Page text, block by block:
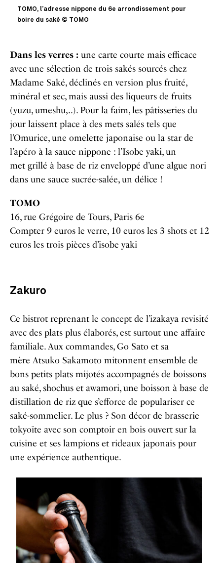
TOMO, l’adresse nippone du 6e arrondissement pour
boire du saké © TOMO
Dans les verres : une carte courte mais efficace
avec une sélection de trois sakés sourcés chez
Madame Saké, déclinés en version plus fruité,
minéral et sec, mais aussi des liqueurs de fruits
(yuzu, umeshu,..). Pour la faim, les pâtisseries du
jour laissent place à des mets salés tels que
l’Omurice, une omelette japonaise ou la star de
l’apéro à la sauce nippone : l’Isobe yaki, un
met grillé à base de riz enveloppé d’une algue nori
dans une sauce sucrée-salée, un délice !
TOMO
16, rue Grégoire de Tours, Paris 6e
Compter 9 euros le verre, 10 euros les 3 shots et 12
euros les trois pièces d’isobe yaki
Zakuro
Ce bistrot reprenant le concept de l’izakaya revisité
avec des plats plus élaborés, est surtout une affaire
familiale. Aux commandes, Go Sato et sa
mère Atsuko Sakamoto mitonnent ensemble de
bons petits plats mijotés accompagnés de boissons
au saké, shochus et awamori, une boisson à base de
distillation de riz que s’efforce de populariser ce
saké-sommelier. Le plus ? Son décor de brasserie
tokyoïte avec son comptoir en bois ouvert sur la
cuisine et ses lampions et rideaux japonais pour
une expérience authentique.